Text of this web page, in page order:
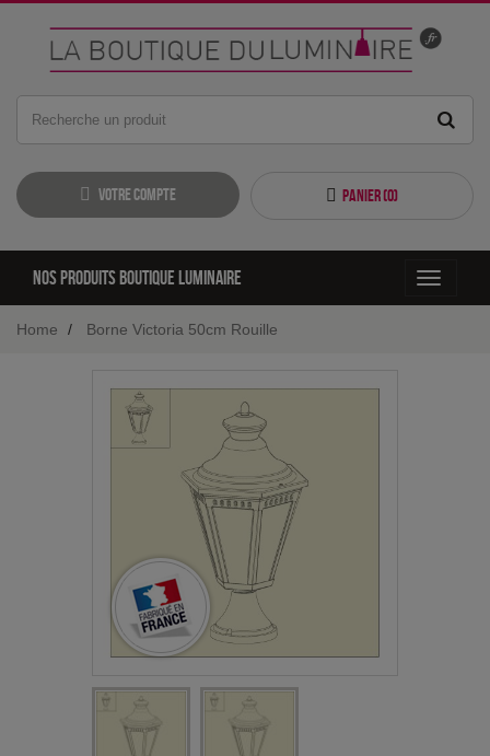
Votre compte Panier (0)
Toggle
Nos produits boutique luminaire
Home Borne Victoria 50cm Rouille